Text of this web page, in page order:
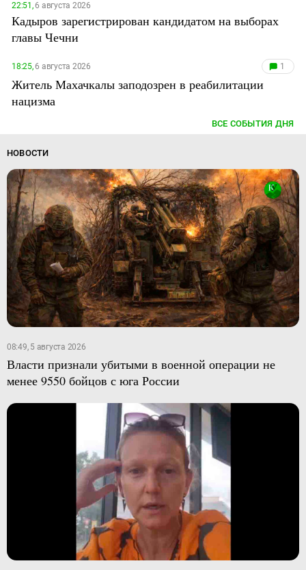
22:51,6 августа 2026
Кадыров зарегистрирован кандидатом на выборах
главы Чечни
18:25,6 августа 2026 1
Житель Махачкалы заподозрен в реабилитации
нацизма
ВСЕ СОБЫТИЯ ДНЯ
НОВОСТИ
08:49, 5 августа 2026
Власти признали убитыми в военной операции не
менее 9550 бойцов с юга России